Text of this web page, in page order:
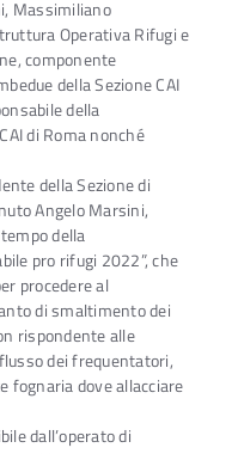
Massimiliano
Operativa Rifugi e
componente
della Sezione CAI
della
di Roma nonché
della Sezione di
Angelo Marsini,
della
pro rifugi 2022”, che
procedere al
di smaltimento dei
rispondente alle
dei frequentatori,
fognaria dove allacciare
dall’operato di